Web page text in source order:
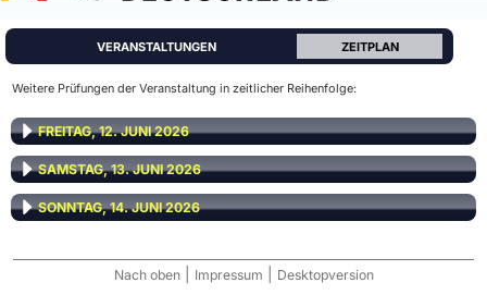
VERANSTALTUNGEN ZEITPLAN
Weitere Prüfungen der Veranstaltung in zeitlicher Reihenfolge:
FREITAG, 12. JUNI 2026
SAMSTAG, 13. JUNI 2026
SONNTAG, 14. JUNI 2026
Nach oben Impressum Desktopversion